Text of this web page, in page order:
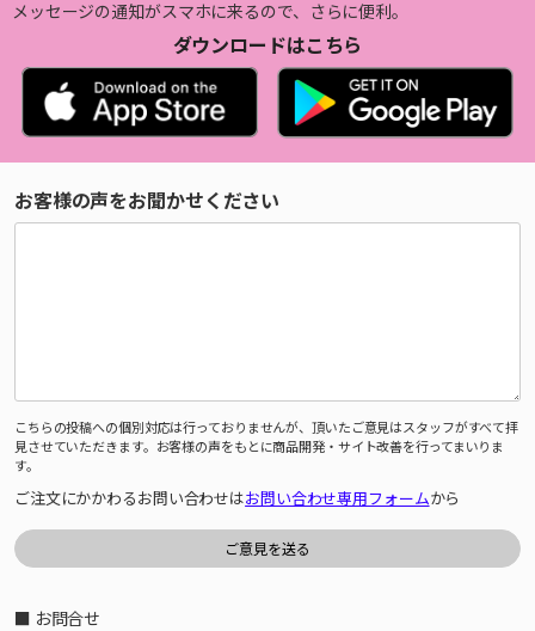
メッセージの通知がスマホに来るので、さらに便利。
ダウンロードはこちら
お客様の声をお聞かせください
こちらの投稿への個別対応は行っておりませんが、頂いたご意見はスタッフがすべて拝
見させていただきます。お客様の声をもとに商品開発・サイト改善を行ってまいりま
す。
ご注文にかかわるお問い合わせはお問い合わせ専用フォームから
■ お問合せ